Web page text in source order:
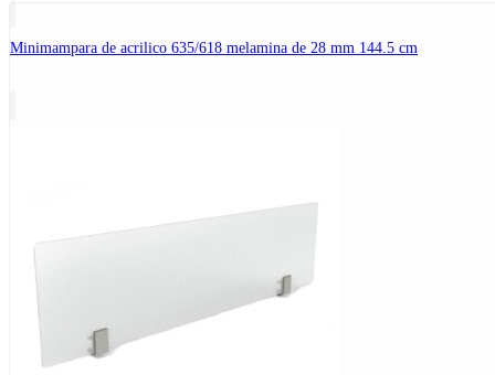
Minimampara de acrilico 635/618 melamina de 28 mm 144.5 cm